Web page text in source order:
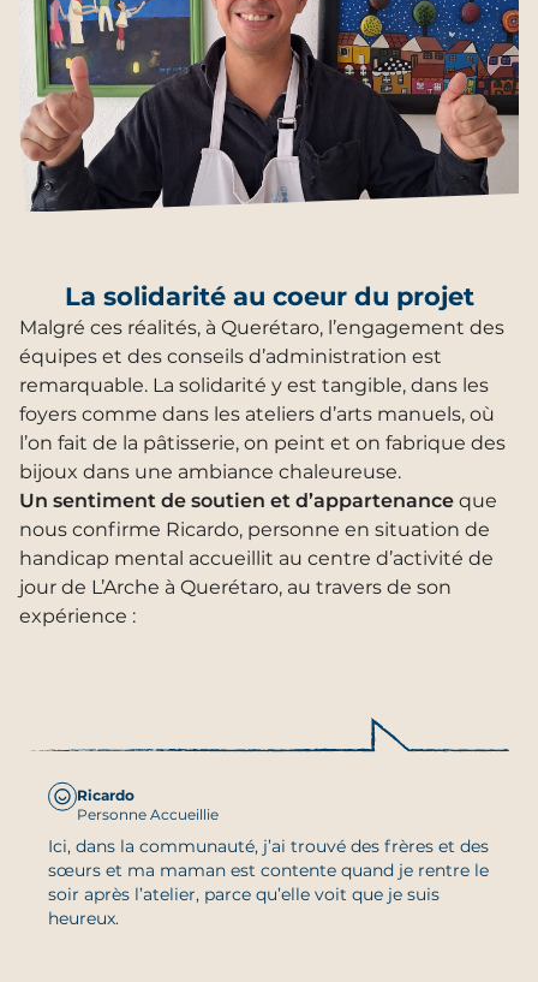
La solidarité au coeur du projet
Malgré ces réalités, à Querétaro, l’engagement des
équipes et des conseils d’administration est
remarquable. La solidarité y est tangible, dans les
foyers comme dans les ateliers d’arts manuels, où
l’on fait de la pâtisserie, on peint et on fabrique des
bijoux dans une ambiance chaleureuse.
Un sentiment de soutien et d’appartenance que
nous confirme Ricardo, personne en situation de
handicap mental accueillit au centre d’activité de
jour de L’Arche à Querétaro, au travers de son
expérience :
Ricardo
Personne Accueillie
Ici, dans la communauté, j’ai trouvé des frères et des
sœurs et ma maman est contente quand je rentre le
soir après l’atelier, parce qu’elle voit que je suis
heureux.